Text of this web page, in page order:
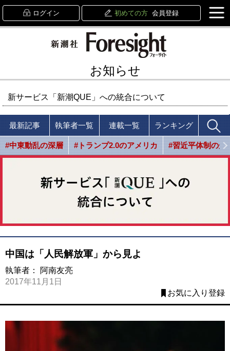
ログイン 初めての方 会員登録
お知らせ
新サービス「新潮QUE」への統合について
最新記事 執筆者一覧 連載一覧 ランキング
#中東動乱の深層 #トランプ2.0のアメリカ #習近平体制の光
中国は「人民解放軍」から見よ
執筆者：
阿南友亮
2017年11月1日
お気に入り登録